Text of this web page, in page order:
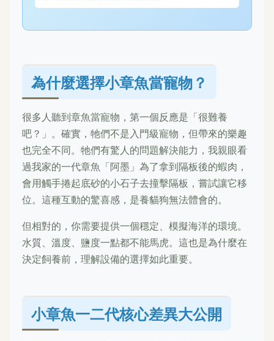
為什麼選擇小章魚當寵物？
很多人聽到章魚當寵物，第一個反應是「很難養
吧？」。確實，牠們不是入門級寵物，但帶來的樂趣
也完全不同。牠們有驚人的問題解決能力，我親眼看
過我家的一代章魚「阿墨」為了拿到隔板後的蝦肉，
會用觸手捲起底砂的小石子去撞擊隔板，嘗試讓它移
位。這種互動的驚喜感，是養貓狗無法體會的。
但相對的，你需要提供一個穩定、模擬海洋的環境。
水質、溫度、鹽度一點都不能馬虎。這也是為什麼在
決定飼養前，理解設備的選擇如此重要。
小章魚一二代核心差異大公開